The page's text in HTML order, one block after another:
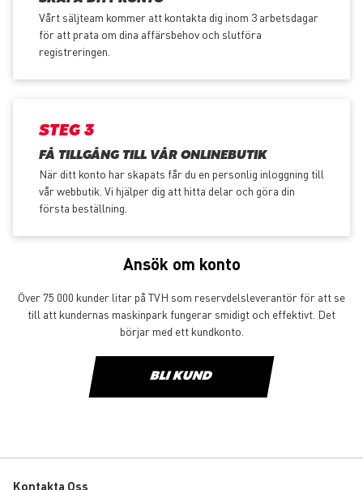
Vårt säljteam kommer att kontakta dig inom 3 arbetsdagar
för att prata om dina affärsbehov och slutföra
registreringen.
STEG 3
FÅ TILLGÅNG TILL VÅR ONLINEBUTIK
När ditt konto har skapats får du en personlig inloggning till
vår webbutik. Vi hjälper dig att hitta delar och göra din
första beställning.
Ansök om konto
Över 75 000 kunder litar på TVH som reservdelsleverantör för att se
till att kundernas maskinpark fungerar smidigt och effektivt. Det
börjar med ett kundkonto.
BLI KUND
Kontakta Oss